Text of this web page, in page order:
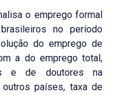
o emprego formal
no período
do emprego de
a do emprego total,
e de doutores na
países, taxa de